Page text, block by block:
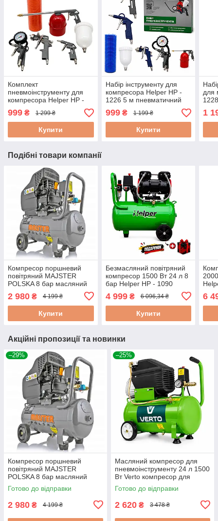
Комплект
пневмоінструменту для
компресора Helper HP -
пневмоінструментів 5 в 1
999 ₴ 1 299 ₴
Купити
Набір інструменту для
компресора Helper HP -
1226 5 м пневматичний
фарбування
999₴ 1 199 ₴
Купити
для
сто
1
Подібні товари компанії
Компресор поршневий
повітряний MAJSTER
POLSKA 8 бар масляний
автосервісу 24л
2 980 ₴ 4 199 ₴
Купити
Безмасляний повітряний
компресор 1500 Вт 24 л 8
бар Helper HP - 1090
стоматології
4 999₴ 6 096,34 ₴
Купити
6
Акційні пропозиції та новинки
–29%
Компресор поршневий
повітряний MAJSTER
POLSKA 8 бар масляний
компресор для автосервісу
24л
Готово до відправки
2 980 ₴ 4 199 ₴
–25%
Масляний компресор для
пневмоінструменту 24 л 1500
Вт Verto компресор для
гаражного використання
Готово до відправки
2 620 ₴ 3 478 ₴